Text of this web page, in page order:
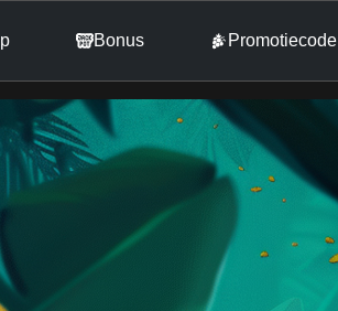
Bonus Promotiecode